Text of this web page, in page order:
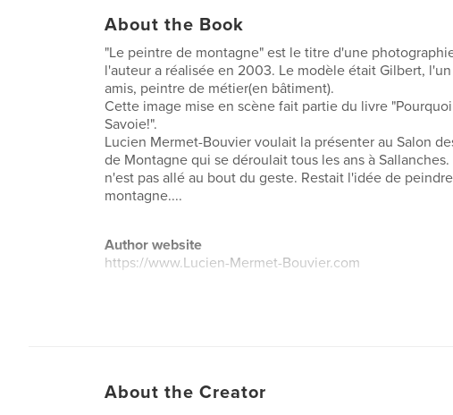
About the Book
"Le peintre de montagne" est le titre d'une
l'auteur a réalisée en 2003. Le modèle était Gilbert,
amis, peintre de métier(en bâtiment).
Cette image mise en scène fait partie du livre
Savoie!".
Lucien Mermet-Bouvier voulait la présenter au Salon
de Montagne qui se déroulait tous les ans à Sallanches.
n'est pas allé au bout du geste. Restait l'idée de
montagne....
Author website
https://www.Lucien-Mermet-Bouvier.com
About the Creator